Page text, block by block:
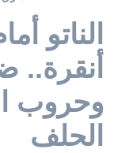
الناتو
وحروب
الحلف